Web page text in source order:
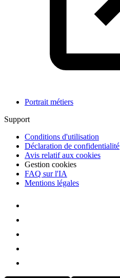
Portrait métiers
Support
Conditions d'utilisation
Déclaration de confidentialité
Avis relatif aux cookies
Gestion cookies
FAQ sur l'IA
Mentions légales